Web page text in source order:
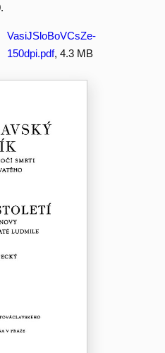
VasiJSloBoVCsZe-
150dpi.pdf, 4.3 MB